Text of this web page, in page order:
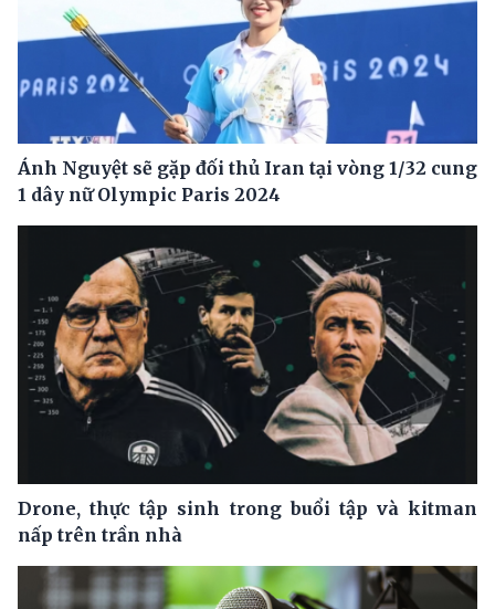
Ánh Nguyệt sẽ gặp đối thủ Iran tại vòng 1/32 cung
1 dây nữ Olympic Paris 2024
Drone, thực tập sinh trong buổi tập và kitman
nấp trên trần nhà